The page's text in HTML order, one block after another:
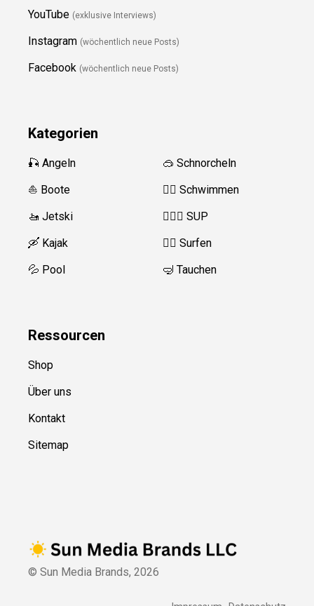
YouTube (exklusive Interviews)
Instagram (wöchentlich neue Posts)
Facebook (wöchentlich neue Posts)
Kategorien
🎣 Angeln
⛵️ Boote
🚤 Jetski
🛶 Kajak
💦 Pool
🥽 Schnorcheln
🏊‍♂️ Schwimmen
🏄‍♀️🛶 SUP
🏄‍♂️ Surfen
🤿 Tauchen
Ressourcen
Shop
Über uns
Kontakt
Sitemap
© Sun Media Brands, 2026